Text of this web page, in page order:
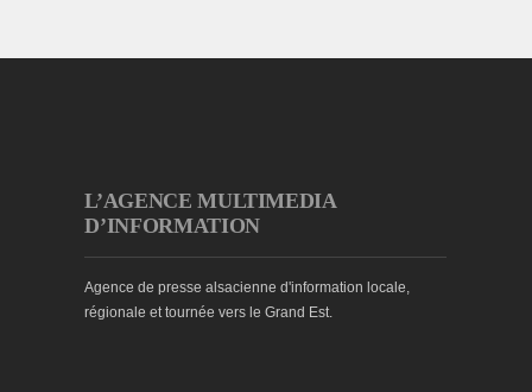
L’AGENCE MULTIMEDIA
D’INFORMATION
Agence de presse alsacienne d'information locale,
régionale et tournée vers le Grand Est.